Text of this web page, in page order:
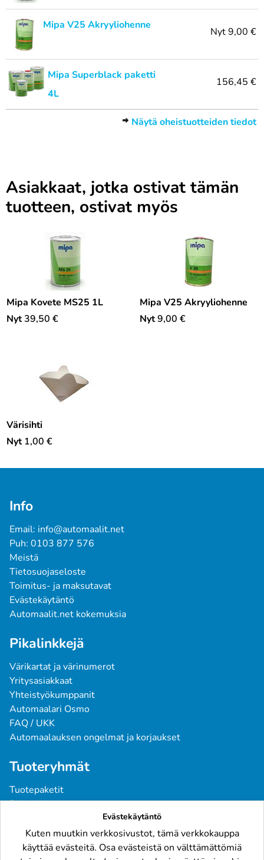
Mipa V25 Akryyliohenne
Nyt9,00 €
Mipa Superblack paketti
4L
156,45 €
Näytä oheistuotteiden tiedot
Asiakkaat, jotka ostivat tämän
tuotteen, ostivat myös
Mipa Kovete MS25 1L
Nyt39,50 €
Mipa V25 Akryyliohenne
Nyt9,00 €
Värisihti
Nyt 1,00 €
Info
Email: info@automaalit.net
Puh: 0103 877 576
Meistä
Tietosuojaseloste
Toimitus- ja maksutavat
Evästekäytäntö
Automaalit.net kokemuksia
Pikalinkkejä
Värikartat ja värinumerot
Yritysasiakkaat
Yhteistyökumppanit
Automaalari Osmo
FAQ / UKK
Automaalauksen ongelmat ja korjaukset
Tuoteryhmät
Tuotepaketit
Pintavärit
Pohjatuotteet
Tarvikkeet
Evästekäytäntö
Kuten muutkin verkkosivustot, tämä verkkokauppa
käyttää evästeitä. Osa evästeistä on välttämättömiä